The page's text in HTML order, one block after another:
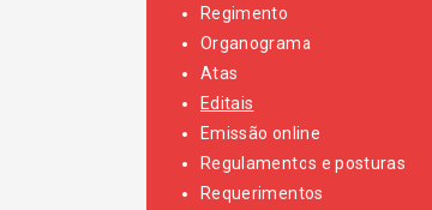
Regimento
Organograma
Atas
Editais
Emissão online
Regulamentos e posturas
Requerimentos